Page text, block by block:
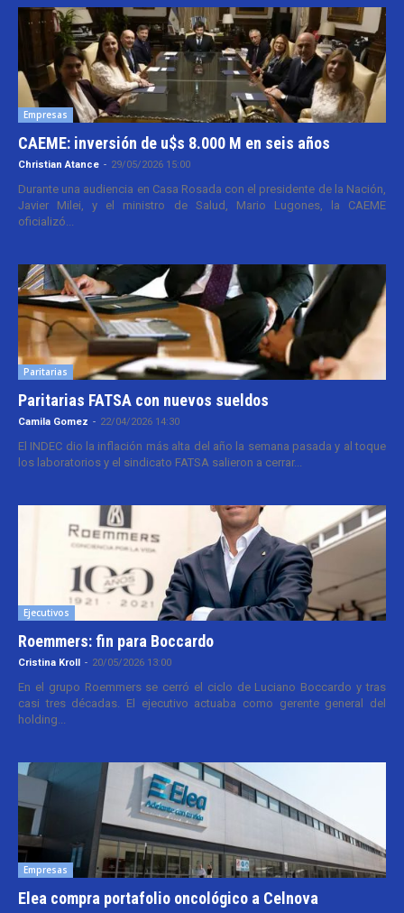
Empresas
CAEME: inversión de u$s 8.000 M en seis años
Christian Atance - 29/05/2026 15:00
Durante una audiencia en Casa Rosada con el presidente de la Nación,
Javier Milei, y el ministro de Salud, Mario Lugones, la CAEME
oficializó...
Paritarias
Paritarias FATSA con nuevos sueldos
Camila Gomez - 22/04/2026 14:30
El INDEC dio la inflación más alta del año la semana pasada y al toque
los laboratorios y el sindicato FATSA salieron a cerrar...
Ejecutivos
Roemmers: fin para Boccardo
Cristina Kroll - 20/05/2026 13:00
En el grupo Roemmers se cerró el ciclo de Luciano Boccardo y tras
casi tres décadas. El ejecutivo actuaba como gerente general del
holding...
Empresas
Elea compra portafolio oncológico a Celnova